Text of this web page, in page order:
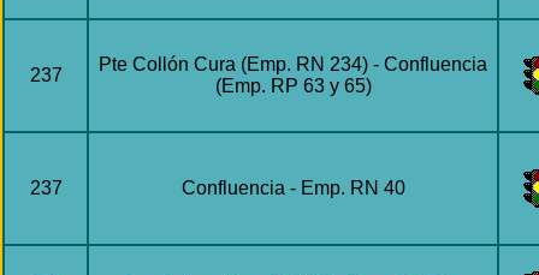
237
Pte Collón Cura (Emp. RN 234) - Confluencia
(Emp. RP 63 y 65)
237 Confluencia - Emp. RN 40